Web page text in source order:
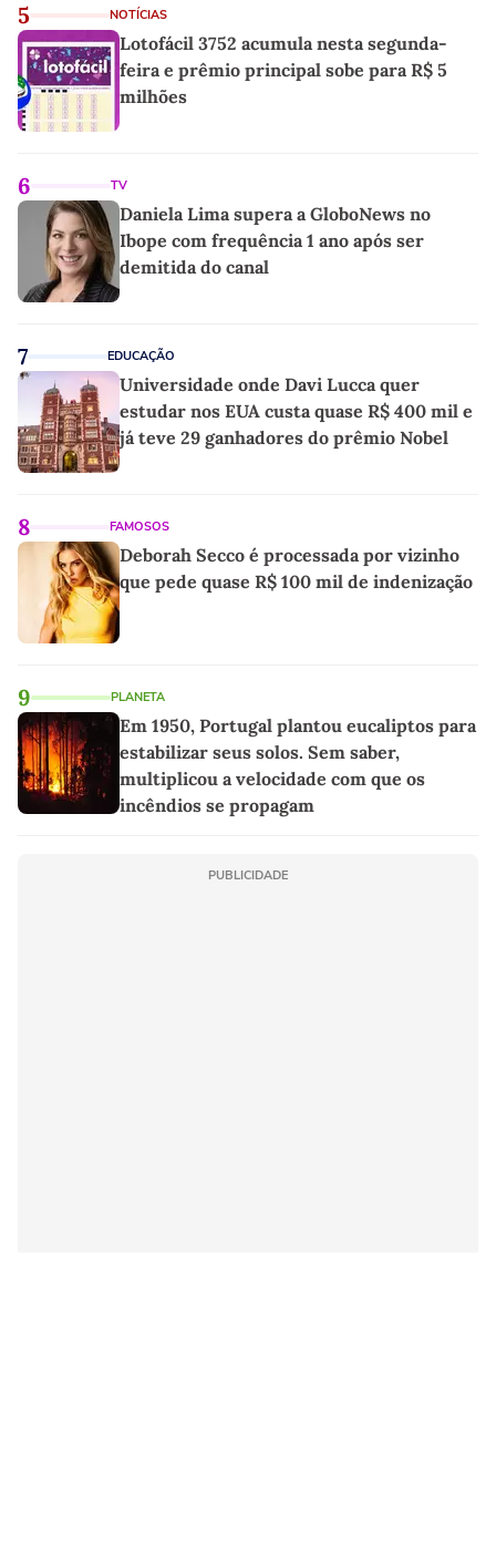
5 NOTÍCIAS
Lotofácil 3752 acumula nesta segunda-
feira e prêmio principal sobe para R$ 5
milhões
6 TV
Daniela Lima supera a GloboNews no
Ibope com frequência 1 ano após ser
demitida do canal
7 EDUCAÇÃO
Universidade onde Davi Lucca quer
estudar nos EUA custa quase R$ 400 mil e
já teve 29 ganhadores do prêmio Nobel
8 FAMOSOS
Deborah Secco é processada por vizinho
que pede quase R$ 100 mil de indenização
9 PLANETA
Em 1950, Portugal plantou eucaliptos para
estabilizar seus solos. Sem saber,
multiplicou a velocidade com que os
incêndios se propagam
PUBLICIDADE